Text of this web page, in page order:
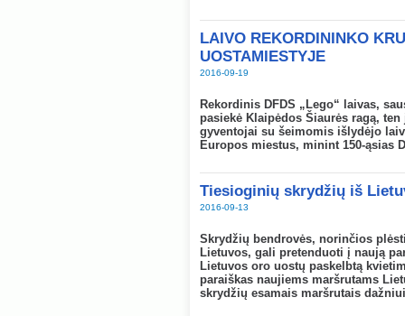
LAIVO REKORDININKO
UOSTAMIESTYJE
2016-09-19
Rekordinis DFDS „Lego“ laivas,
pasiekė Klaipėdos Šiaurės ragą,
gyventojai su šeimomis išlydėjo
Europos miestus, minint 150-ąsias
Tiesioginių skrydžių iš
2016-09-13
Skrydžių bendrovės, norinčios
Lietuvos, gali pretenduoti į naują
Lietuvos oro uostų paskelbtą
paraiškas naujiems maršrutams
skrydžių esamais maršrutais